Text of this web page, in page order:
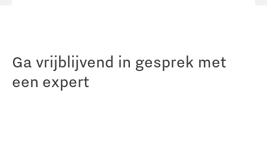
Ga vrijblijvend in gesprek met
een expert